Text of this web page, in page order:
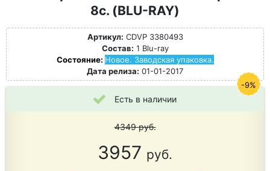
8с. (BLU-RAY)
Артикул: CDVP 3380493
Состав: 1 Blu-ray
Состояние: Новое. Заводская упаковка.
Дата релиза: 01-01-2017
Есть в наличии
4349руб.
3957 руб.
-9%